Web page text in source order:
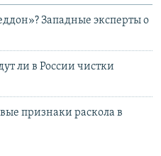
Западные эксперты о
ли в России чистки
признаки раскола в